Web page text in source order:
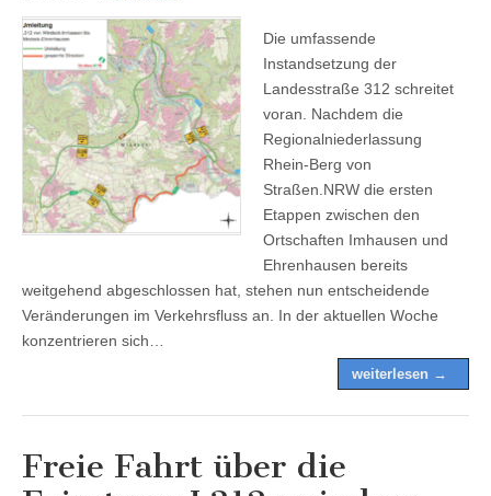
Die umfassende
Instandsetzung der
Landesstraße 312 schreitet
voran. Nachdem die
Regionalniederlassung
Rhein-Berg von
Straßen.NRW die ersten
Etappen zwischen den
Ortschaften Imhausen und
Ehrenhausen bereits
weitgehend abgeschlossen hat, stehen nun entscheidende
Veränderungen im Verkehrsfluss an. In der aktuellen Woche
konzentrieren sich…
weiterlesen →
Freie Fahrt über die